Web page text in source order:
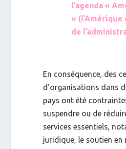
l’agenda «
» (l’Amérique
de
En conséquence, des
d’organisations dans
pays ont été
suspendre ou de
services essentiels,
juridique, le soutien en